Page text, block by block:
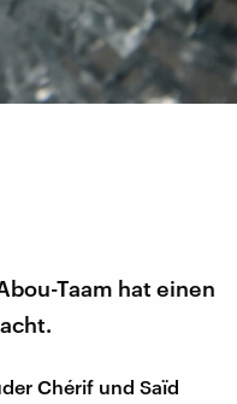
Taam hat einen
Chérif und Saïd